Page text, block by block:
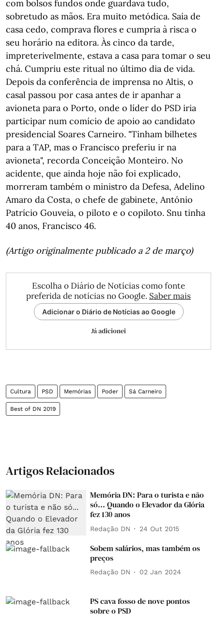
com bolsos fundos onde guardava tudo,
sobretudo as mãos. Era muito metódica. Saía de
casa cedo, comprava flores e cumpria à risca o
seu horário na editora. Às cinco da tarde,
impreterivelmente, estava a casa para tomar o seu
chá. Cumpriu este ritual no último dia de vida.
Depois da conferência de imprensa no Altis, o
casal passou por casa antes de ir apanhar a
avioneta para o Porto, onde o líder do PSD iria
participar num comício de apoio ao candidato
presidencial Soares Carneiro. "Tinham bilhetes
para a TAP, mas o Francisco preferiu ir na
avioneta", recorda Conceição Monteiro. No
acidente, que ainda hoje não foi explicado,
morreram também o ministro da Defesa, Adelino
Amaro da Costa, o chefe de gabinete, António
Patrício Gouveia, o piloto e o copiloto. Snu tinha
40 anos, Francisco 46.
(Artigo originalmente publicado a 2 de março)
Escolha o Diário de Notícias como fonte
preferida de notícias no Google. Saber mais
Adicionar o Diário de Notícias ao Google
Já adicionei
Cultura PSD Memórias Poder Sá Carneiro
Best of DN 2019
Artigos Relacionados
Memória DN: Para o turista e não
só... Quando o Elevador da Glória
fez 130 anos
Redação DN 24 Out 2015
Sobem salários, mas também os
preços
Redação DN 02 Jan 2024
PS cava fosso de nove pontos
sobre o PSD